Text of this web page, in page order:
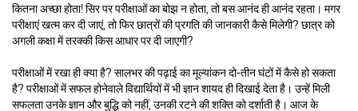
कितना अच्छा होता! सिर पर परीक्षाओं का बोझ न होता, तो बस आनंद ही आनंद रहता। मगर
परीक्षाएं खत्म कर दी जाएं, तो फिर छात्रों की प्रगति की जानकारी कैसे मिलेगी? छात्र को
अगली कक्षा में तरक्की किस आधार पर दी जाएगी?
परीक्षाओं में रखा ही क्या है? सालभर की पढ़ाई का मूल्यांकन दो-तीन घंटों में कैसे हो सकता
है? परीक्षाओं में सफल होनेवाले विद्यार्थियों में भी ज्ञान शायद ही दिखाई देता है। उन्हें मिली
सफलता उनके ज्ञान और बुद्धि को नहीं, उनकी रटने की शक्ति को दर्शाती है। आज के